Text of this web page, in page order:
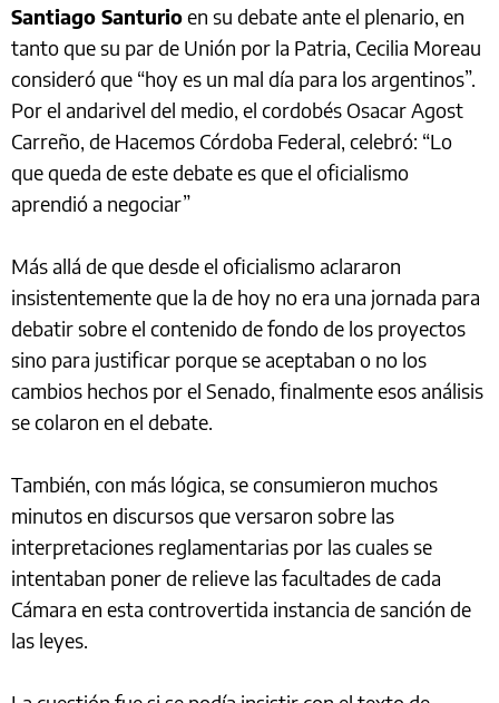
Santiago Santurioen su debate ante el plenario, en
tanto que su par de Unión por la Patria, Cecilia Moreau
consideró que “hoy es un mal día para los argentinos”.
Por el andarivel del medio, el cordobés Osacar Agost
Carreño, de Hacemos Córdoba Federal, celebró: “Lo
que queda de este debate es que el oficialismo
aprendió a negociar”
Más allá de que desde el oficialismo aclararon
insistentemente que la de hoy no era una jornada para
debatir sobre el contenido de fondo de los proyectos
sino para justificar porque se aceptaban o no los
cambios hechos por el Senado, finalmente esos análisis
se colaron en el debate.
También, con más lógica, se consumieron muchos
minutos en discursos que versaron sobre las
interpretaciones reglamentarias por las cuales se
intentaban poner de relieve las facultades de cada
Cámara en esta controvertida instancia de sanción de
las leyes.